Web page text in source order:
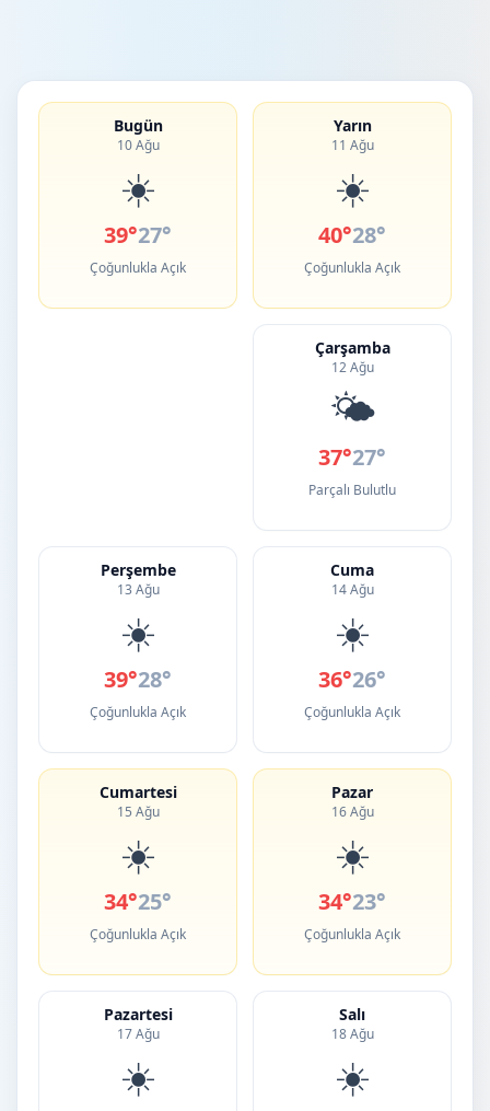
Bugün
10 Ağu
☀️
39°27°
Çoğunlukla Açık
Yarın
11 Ağu
☀️
40°28°
Çoğunlukla Açık
Çarşamba
12 Ağu
🌤️
37°27°
Parçalı Bulutlu
Perşembe
13 Ağu
☀️
39°28°
Çoğunlukla Açık
Cuma
14 Ağu
☀️
36°26°
Çoğunlukla Açık
Cumartesi
15 Ağu
☀️
34°25°
Çoğunlukla Açık
Pazar
16 Ağu
☀️
34°23°
Çoğunlukla Açık
Pazartesi
17 Ağu
☀️
Salı
18 Ağu
☀️